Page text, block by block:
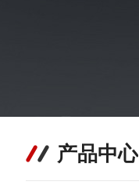
产品中心